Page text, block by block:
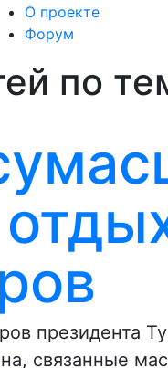
О проекте
Форум
по
президента
связанные